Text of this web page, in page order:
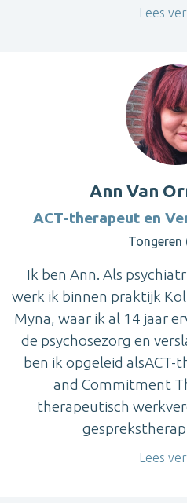
Lees
Ann Van
ACT-therapeut en
Tongeren
Ik ben Ann. Als
werk ik binnen praktijk
Myna, waar ik al 14 jaar
de psychosezorg en
ben ik opgeleid alsACT-
and Commitment
therapeutisch
Lees